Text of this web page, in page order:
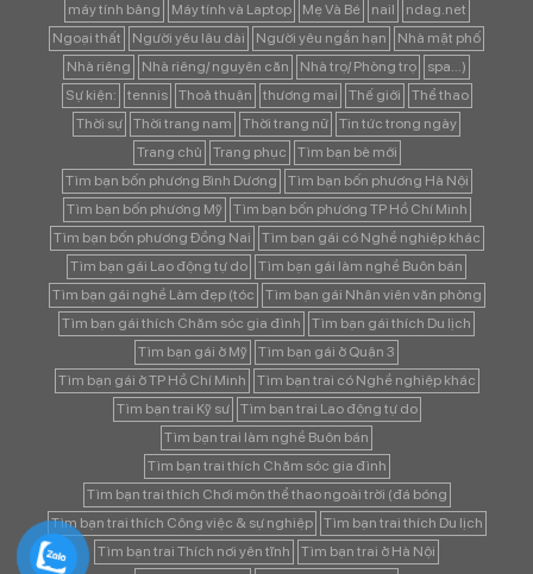
máy tính bảng
Máy tính và Laptop Mẹ Và Bé nail
ndag.net
Ngoại thất
Người yêu lâu dài Người yêu ngắn hạn
Nhà mặt phố
Nhà riêng
Nhà riêng/ nguyên căn Nhà trọ/ Phòng trọ
spa...)
Sự kiện:
tennis Thoả thuận thương mại Thế giới
Thể thao
Thời sự
Thời trang nam Thời trang nữ
Tin tức trong ngày
Trang chủ
Trang phục
Tìm bạn bè mới
Tìm bạn bốn phương Bình Dương
Tìm bạn bốn phương Hà Nội
Tìm bạn bốn phương Mỹ
Tìm bạn bốn phương TP Hồ Chí Minh
Tìm bạn bốn phương Đồng Nai
Tìm bạn gái có Nghề nghiệp khác
Tìm bạn gái Lao động tự do
Tìm bạn gái làm nghề Buôn bán
Tìm bạn gái nghề Làm đẹp (tóc
Tìm bạn gái Nhân viên văn phòng
Tìm bạn gái thích Chăm sóc gia đình
Tìm bạn gái thích Du lịch
Tìm bạn gái ở Mỹ
Tìm bạn gái ở Quận 3
Tìm bạn gái ở TP Hồ Chí Minh
Tìm bạn trai có Nghề nghiệp khác
Tìm bạn trai Kỹ sư
Tìm bạn trai Lao động tự do
Tìm bạn trai làm nghề Buôn bán
Tìm bạn trai thích Chăm sóc gia đình
Tìm bạn trai thích Chơi môn thể thao ngoài trời (đá bóng
Tìm bạn trai thích Công việc & sự nghiệp
Tìm bạn trai thích Du lịch
Tìm bạn trai Thích nơi yên tĩnh
Tìm bạn trai ở Hà Nội